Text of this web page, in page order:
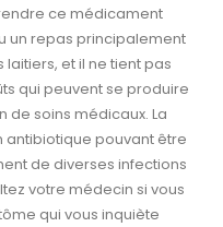
ce médicament
un repas principalement
et il ne tient pas
qui peuvent se produire
de soins médicaux. La
antibiotique pouvant être
de diverses infections
votre médecin si vous
qui vous inquiète